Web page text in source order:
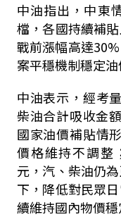
中油指出，中東
檔，各國持續補
戰前漲幅高達
案平穩機制穩定油
中油表示，經考
柴油合計吸收金
國家油價補貼情
價格維持不調整
元，汽、柴油仍
下，降低對民眾
續維持國內物價